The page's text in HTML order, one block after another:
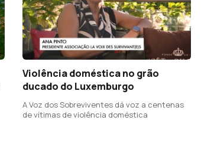
Violência doméstica no grão
ducado do Luxemburgo
A Voz dos Sobreviventes dá voz a centenas
de vítimas de violência doméstica